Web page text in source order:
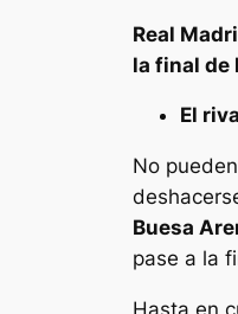
Real
la final de
El
No
Buesa
pase a la
Hasta en